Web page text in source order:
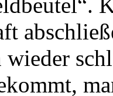
wieder